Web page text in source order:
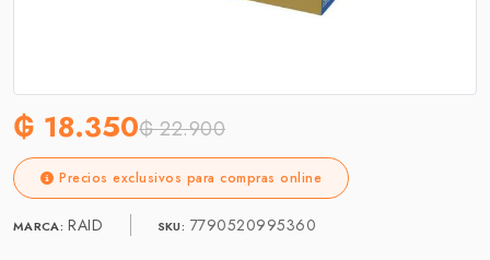
₲ 18.350₲ 22.900
Precios exclusivos para compras online
MARCA: RAID SKU: 7790520995360